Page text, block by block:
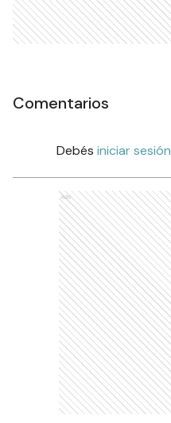
Comentarios
Debés iniciar sesión
Ads